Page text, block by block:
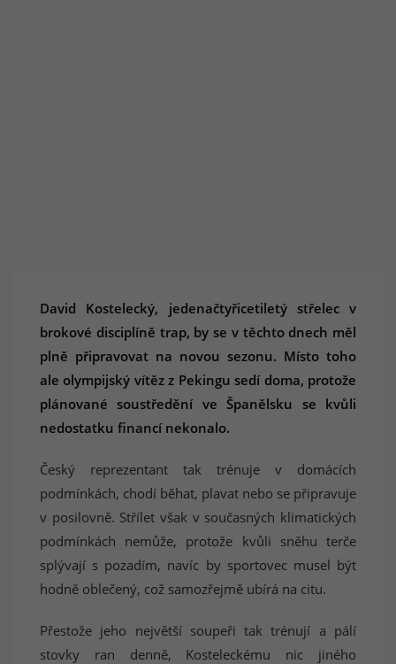
David Kostelecký, jedenačtyřicetiletý střelec v
brokové disciplíně trap, by se v těchto dnech měl
plně připravovat na novou sezonu. Místo toho
ale olympijský vítěz z Pekingu sedí doma, protože
plánované soustředění ve Španělsku se kvůli
nedostatku financí nekonalo.
Český reprezentant tak trénuje v domácích
podmínkách, chodí běhat, plavat nebo se připravuje
v posilovně. Střílet však v současných klimatických
podmínkách nemůže, protože kvůli sněhu terče
splývají s pozadím, navíc by sportovec musel být
hodně oblečený, což samozřejmě ubírá na citu.
Přestože jeho největší soupeři tak trénují a pálí
stovky ran denně, Kosteleckému nic jiného